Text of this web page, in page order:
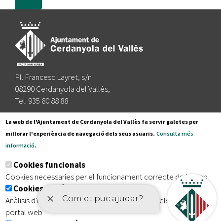
Pl. Francesc Layret, s/n
08290 Cerdanyola del Vallès,
Tel. 935 80 88 88
Segueix-nos a:
Subscriu-te al nostre butlletí
Inici | Protecció de dades Mapa del lloc
| Accessibilitat
La web de l'Ajuntament de Cerdanyola del Vallès fa servir galetes per
millorar l'experiència de navegació dels seus usuaris. Consulta més
informació.
Cookies funcionals
Cookies necessaries per el funcionament correcte de la web
Cookies analítiques
Anàlisis d'estadístiques que permeten millorar els serveis del
portal web